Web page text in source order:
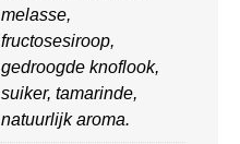
melasse,
fructosesiroop,
gedroogde knoflook,
suiker, tamarinde,
natuurlijk aroma.